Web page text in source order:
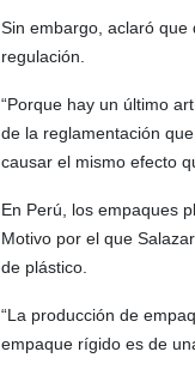
Sin embargo, aclaró que
regulación.
“Porque hay un último
de la reglamentación
causar el mismo efecto
En Perú, los empaques
Motivo por el que
de plástico.
“La producción de
empaque rígido es de